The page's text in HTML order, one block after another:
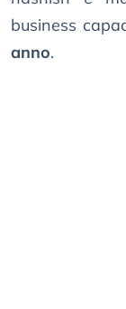
business
anno.